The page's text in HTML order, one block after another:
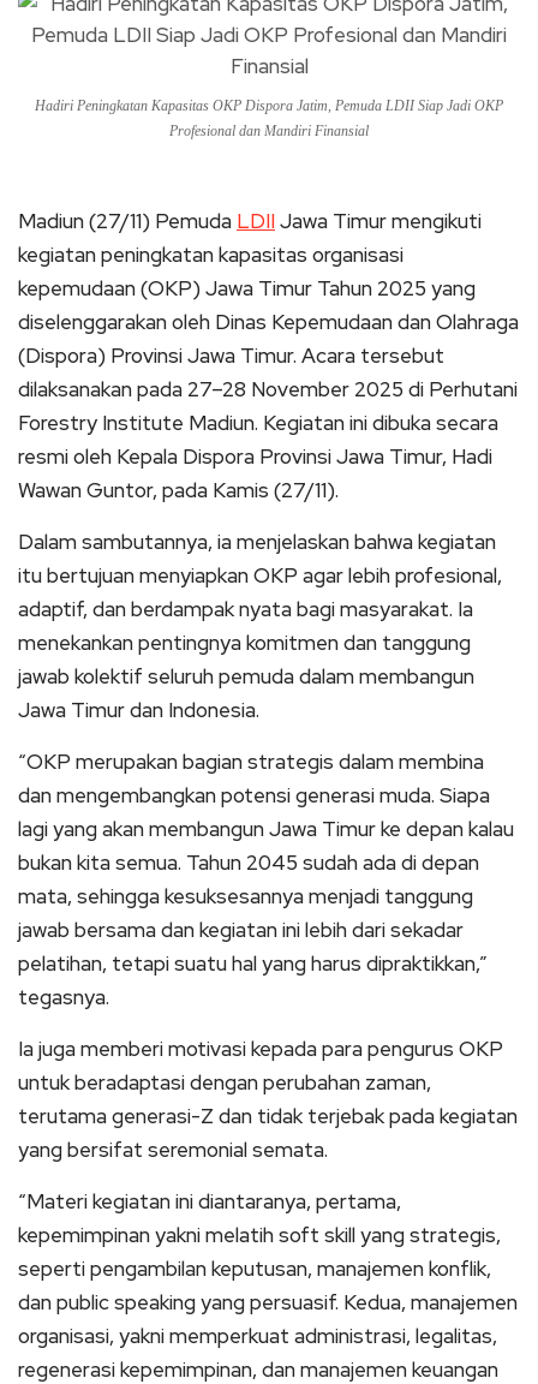
Hadiri Peningkatan Kapasitas OKP Dispora Jatim, Pemuda LDII Siap Jadi OKP
Profesional dan Mandiri Finansial
Madiun (27/11) Pemuda LDIIJawa Timur mengikuti
kegiatan peningkatan kapasitas organisasi
kepemudaan (OKP) Jawa Timur Tahun 2025 yang
diselenggarakan oleh Dinas Kepemudaan dan Olahraga
(Dispora) Provinsi Jawa Timur. Acara tersebut
dilaksanakan pada 27–28 November 2025 di Perhutani
Forestry Institute Madiun. Kegiatan ini dibuka secara
resmi oleh Kepala Dispora Provinsi Jawa Timur, Hadi
Wawan Guntor, pada Kamis (27/11).
Dalam sambutannya, ia menjelaskan bahwa kegiatan
itu bertujuan menyiapkan OKP agar lebih profesional,
adaptif, dan berdampak nyata bagi masyarakat. Ia
menekankan pentingnya komitmen dan tanggung
jawab kolektif seluruh pemuda dalam membangun
Jawa Timur dan Indonesia.
“OKP merupakan bagian strategis dalam membina
dan mengembangkan potensi generasi muda. Siapa
lagi yang akan membangun Jawa Timur ke depan kalau
bukan kita semua. Tahun 2045 sudah ada di depan
mata, sehingga kesuksesannya menjadi tanggung
jawab bersama dan kegiatan ini lebih dari sekadar
pelatihan, tetapi suatu hal yang harus dipraktikkan,”
tegasnya.
Ia juga memberi motivasi kepada para pengurus OKP
untuk beradaptasi dengan perubahan zaman,
terutama generasi-Z dan tidak terjebak pada kegiatan
yang bersifat seremonial semata.
“Materi kegiatan ini diantaranya, pertama,
kepemimpinan yakni melatih soft skill yang strategis,
seperti pengambilan keputusan, manajemen konflik,
dan public speaking yang persuasif. Kedua, manajemen
organisasi, yakni memperkuat administrasi, legalitas,
regenerasi kepemimpinan, dan manajemen keuangan